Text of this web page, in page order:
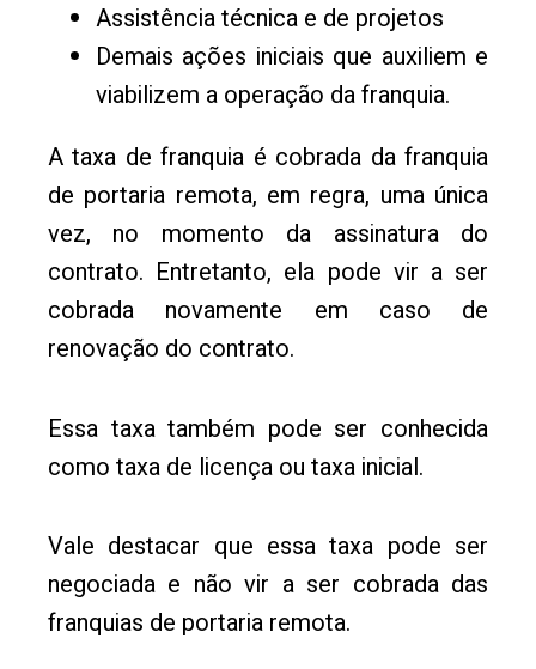
Assistência técnica e de projetos
Demais ações iniciais que auxiliem e
viabilizem a operação da franquia.
A taxa de franquia é cobrada da franquia
de portaria remota, em regra, uma única
vez, no momento da assinatura do
contrato. Entretanto, ela pode vir a ser
cobrada novamente em caso de
renovação do contrato.
Essa taxa também pode ser conhecida
como taxa de licença ou taxa inicial.
Vale destacar que essa taxa pode ser
negociada e não vir a ser cobrada das
franquias de portaria remota.